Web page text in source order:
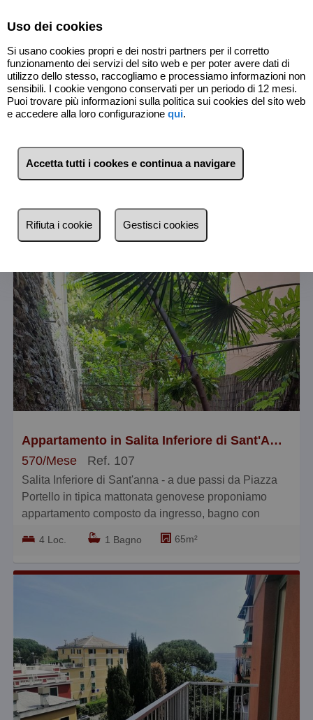
4 Immobili
Più recente
Meno recente
Economici
più cari
più piccoli
più grandi
Appartamento in Salita Inferiore di Sant'Anna 17, Castelletto
570/Mese
Ref. 107
Salita Inferiore di Sant'anna - a due passi da Piazza
Portello in tipica mattonata genovese proponiamo
appartamento composto da ingresso, bagno con
doccia, salottino, camera matrimoniale, cucina con
accesso ad un terrazzino giardino molto godibile -
Solo referenziati contratto TRANSITORIO NO
RESIDENZA - € 570+80 BLOCCOIMMOBILIARE
4 Loc. 1 Bagno 65m²
Uso dei cookies
Si usano cookies propri e dei nostri partners per il corretto
funzionamento dei servizi del sito web e per poter avere dati di
utilizzo dello stesso, raccogliamo e processiamo informazioni non
sensibili. I cookie vengono conservati per un periodo di 12 mesi.
Puoi trovare più informazioni sulla politica sui cookies del sito web
e accedere alla loro configurazione qui.
Accetta tutti i cookes e continua a navigare
Rifiuta i cookie Gestisci cookies